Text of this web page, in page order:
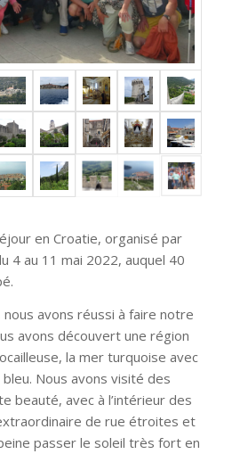
en Croatie, organisé par
4 au 11 mai 2022, auquel 40
avons réussi à faire notre
avons découvert une région
la mer turquoise avec
Nous avons visité des
beauté, avec à l’intérieur des
de rue étroites et
passer le soleil très fort en